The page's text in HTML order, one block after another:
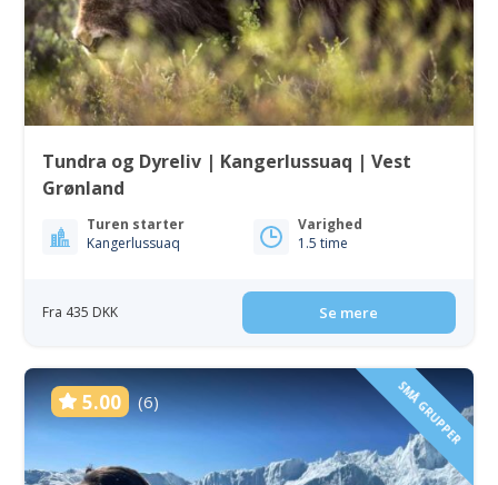
Tundra og Dyreliv | Kangerlussuaq | Vest
Grønland
Turen starter
Kangerlussuaq
Varighed
1.5 time
Fra 435 DKK Se mere
5.00 (6) SMÅ GRUPPER